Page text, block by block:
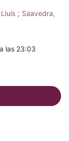
; Saavedra,
las 23:03